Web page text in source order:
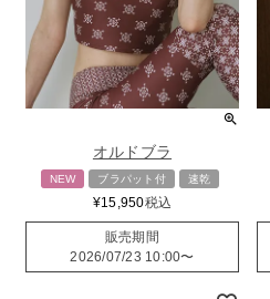
オルドブラ
NEW ブラパット付 速乾
¥15,950税込
販売期間
2026/07/23 10:00〜